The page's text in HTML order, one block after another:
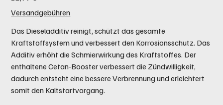
Versandgebühren
Das Dieseladditiv reinigt, schützt das gesamte
Kraftstoffsystem und verbessert den Korrosionsschutz. Das
Additiv erhöht die Schmierwirkung des Kraftstoffes. Der
enthaltene Cetan-Booster verbessert die Zündwilligkeit,
dadurch entsteht eine bessere Verbrennung und erleichtert
somit den Kaltstartvorgang.